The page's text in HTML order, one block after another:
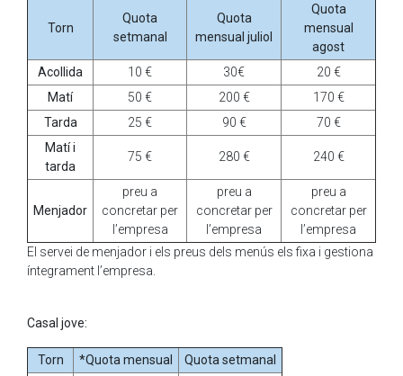
Torn
Quota
setmanal
Quota
mensual juliol
Quota
mensual
agost
Acollida
10 € 30€
20 €
Matí
50 € 200 €
170 €
Tarda
25 € 90 €
70 €
Matí i
tarda
75 € 280 € 240 €
Menjador
preu a
concretar per
l’empresa
preu a
concretar per
l’empresa
preu a
concretar per
l’empresa
El servei de menjador i els preus dels menús els fixa i gestiona
íntegrament l’empresa.
Casal jove:
Torn *Quota mensual
Quota setmanal